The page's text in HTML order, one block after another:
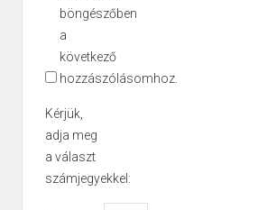
böngészőben
a
következő
hozzászólásomhoz.
Kérjük,
adja meg
a választ
számjegyekkel: